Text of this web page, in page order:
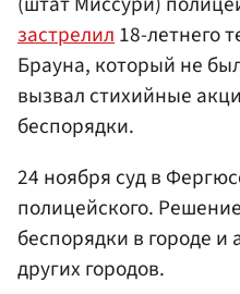
застрелил 18-летнего
Брауна, который не
вызвал стихийные
беспорядки.
24 ноября суд в
полицейского.
беспорядки в городе и
других городов.